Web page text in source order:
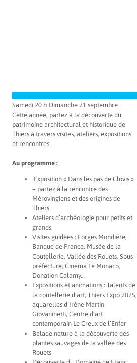
Samedi 20 & Dimanche 21 septembre
Cette année, partez à la découverte du
patrimoine architectural et historique de
Thiers à travers visites, ateliers, expositions
et rencontres.
Au programme :
Exposition « Dans les pas de Clovis »
– partez à la rencontre des
Mérovingiens et des origines de
Thiers
Ateliers d’archéologie pour petits et
grands
Visites guidées : Forges Mondière,
Banque de France, Musée de la
Coutellerie, Vallée des Rouets, Sous-
préfecture, Cinéma Le Monaco,
Donation Calamy…
Expositions et animations : Talents de
la coutellerie d’art, Thiers Expo 2025,
aquarelles d’Irène Martin
Giovaninetti, Centre d’art
contemporain Le Creux de l’Enfer
Balade nature à la découverte des
plantes sauvages de la vallée des
Rouets